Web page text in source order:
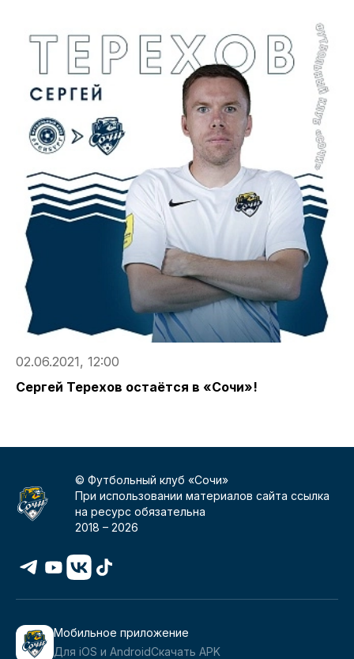
02.06.2021, 12:00
Сергей Терехов остаётся в «Сочи»!
© Футбольный клуб «Сочи»
При использовании материалов сайта ссылка
на ресурс обязательна
2018 –2026
Мобильное приложение
Для iOS и AndroidСкачать APK